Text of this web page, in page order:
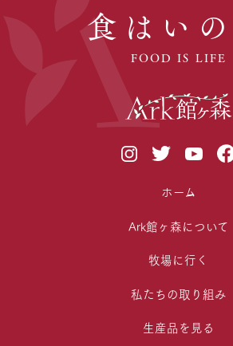
食はい
FOOD IS LIFE
ホーム
Ark館ヶ森について
牧場に行く
私たちの取り組み
生産品を見る